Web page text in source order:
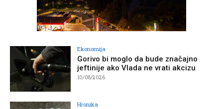
Ekonomija
Gorivo bi moglo da bude značajno
jeftinije ako Vlada ne vrati akcizu
10/08/2026
Hronika